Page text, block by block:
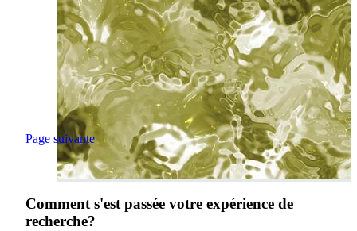
Page suivante
Comment s'est passée votre expérience de
recherche?